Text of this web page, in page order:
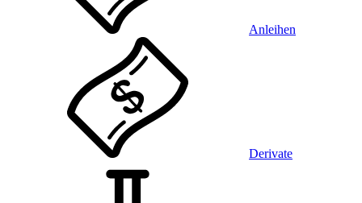
Anleihen
Derivate